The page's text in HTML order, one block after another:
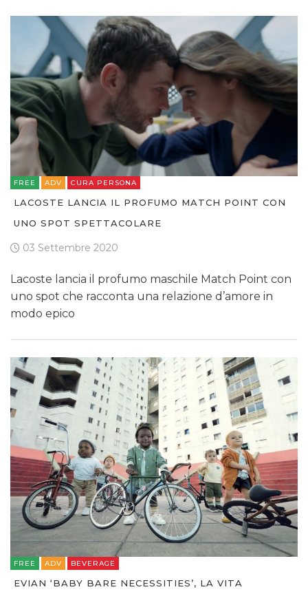
FREE ADV CURA PERSONA
LACOSTE LANCIA IL PROFUMO MATCH POINT CON
UNO SPOT SPETTACOLARE
03 Settembre 2020
Lacoste lancia il profumo maschile Match Point con
uno spot che racconta una relazione d’amore in
modo epico
FREE ADV BEVERAGE
EVIAN ‘BABY BARE NECESSITIES’, LA VITA